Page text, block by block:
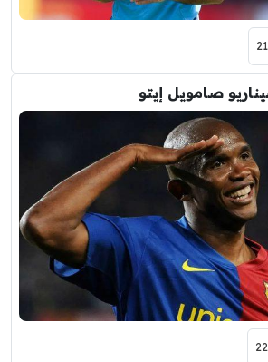
صامويل إيتو